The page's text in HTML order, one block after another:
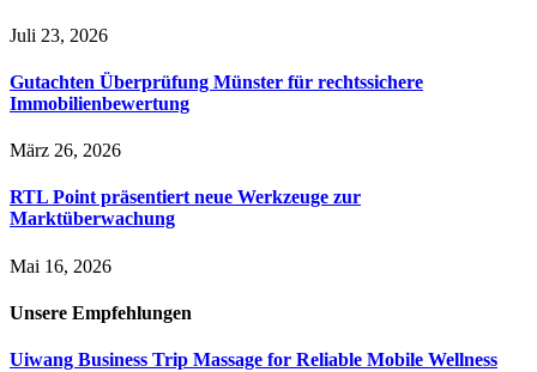
Juli 23, 2026
Gutachten Überprüfung Münster für rechtssichere
Immobilienbewertung
März 26, 2026
RTL Point präsentiert neue Werkzeuge zur
Marktüberwachung
Mai 16, 2026
Unsere Empfehlungen
Uiwang Business Trip Massage for Reliable Mobile Wellness